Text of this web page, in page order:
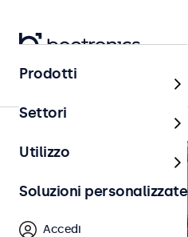
Home
Prodotti
Settori
Utilizzo
Soluzioni personalizzate
Accedi